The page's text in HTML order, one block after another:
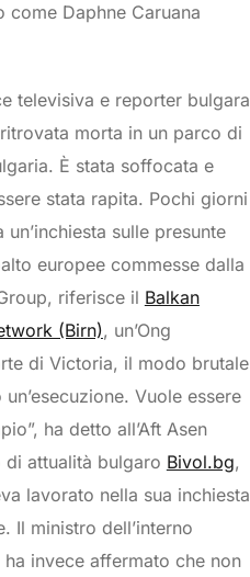
come Daphne Caruana
televisiva e reporter bulgara
morta in un parco di
È stata soffocata e
stata rapita. Pochi giorni
sulle presunte
europee commesse dalla
riferisce il Balkan
(Birn), un’Ong
di Victoria, il modo brutale
Vuole essere
ha detto all’Aft Asen
attualità bulgaro Bivol.bg,
lavorato nella sua inchiesta
Il ministro dell’interno
invece affermato che non